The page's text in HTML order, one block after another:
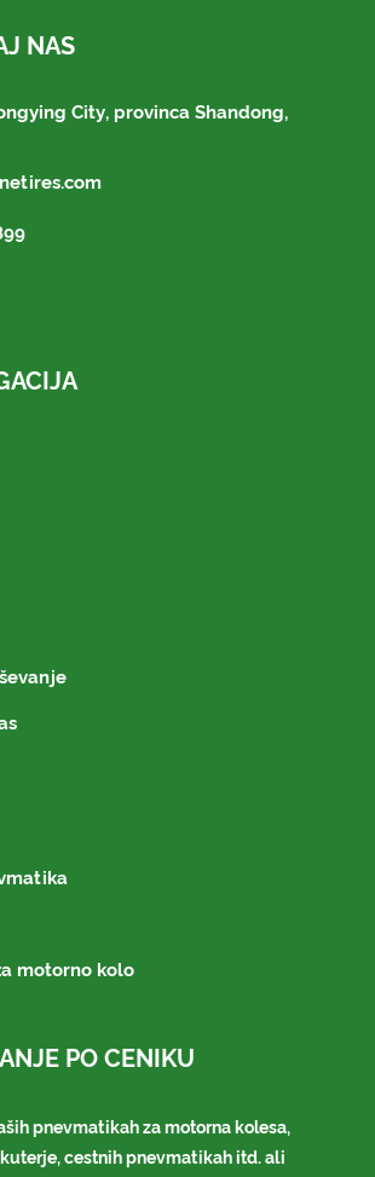
NAS
City, provinca Shandong,
motorno kolo
PO CENIKU
pnevmatikah za motorna kolesa,
cestnih pnevmatikah itd. ali